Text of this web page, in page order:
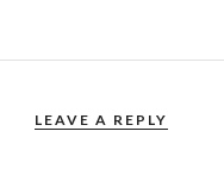
LEAVE A REPLY